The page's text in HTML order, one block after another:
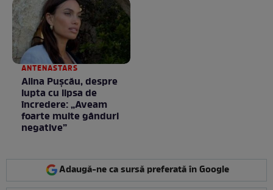
ANTENASTARS
Alina Pușcău, despre
lupta cu lipsa de
încredere: „Aveam
foarte multe gânduri
negative”
Adaugă-ne ca sursă preferată în Google